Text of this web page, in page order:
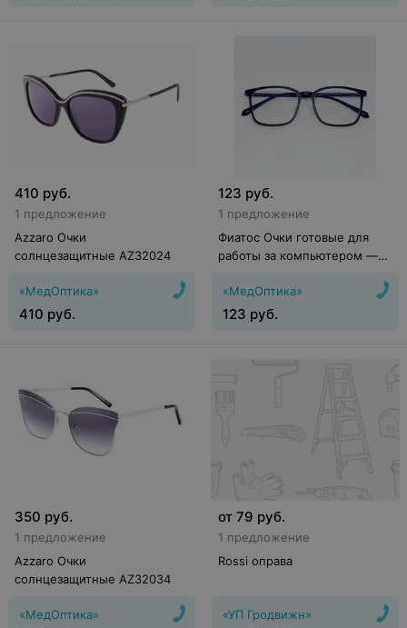
410 руб.
1 предложение
Azzaro Очки
солнцезащитные AZ32024
«МедОптика»
410 руб.
123 руб.
1 предложение
Фиатос Очки готовые для
работы за компьютером —
«МедОптика»
123 руб.
350 руб.
1 предложение
Azzaro Очки
солнцезащитные AZ32034
«МедОптика»
от 79 руб.
1 предложение
Rossi оправа
«УП Гродвижн»